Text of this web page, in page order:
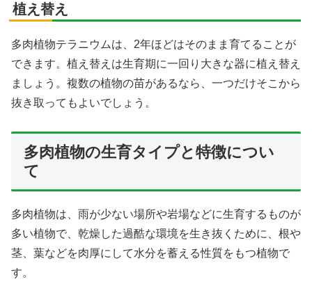
植え替え
多肉植物テラニウムは、2年ほどはそのまま育てることが
できます。植え替えは生育期に一回り大きな器に植え替え
ましょう。複数の植物の苗があるなら、一つだけそこから
抜き取ってもよいでしょう。
多肉植物の生育タイプと特徴につい
て
多肉植物は、雨が少ない場所や岩場などに生育するものが
多い植物で、乾燥した過酷な環境を生き抜くために、根や
茎、葉などを肉厚にして水分を蓄える性質をもつ植物で
す。